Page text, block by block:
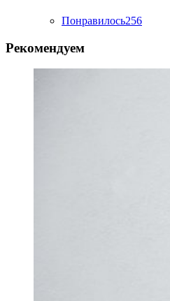
Понравилось256
Рекомендуем